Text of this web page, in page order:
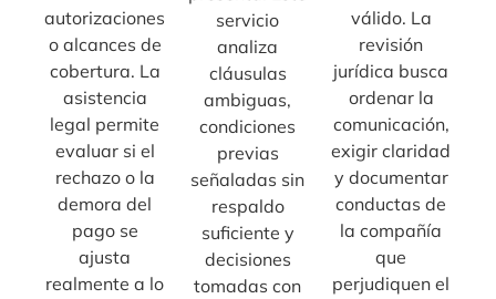
autorizaciones
o alcances de
cobertura. La
asistencia
legal permite
evaluar si el
rechazo o la
demora del
pago se
ajusta
realmente a lo
servicio
analiza
cláusulas
ambiguas,
condiciones
previas
señaladas sin
respaldo
suficiente y
decisiones
tomadas con
válido. La
revisión
jurídica busca
ordenar la
comunicación,
exigir claridad
y documentar
conductas de
la compañía
que
perjudiquen el